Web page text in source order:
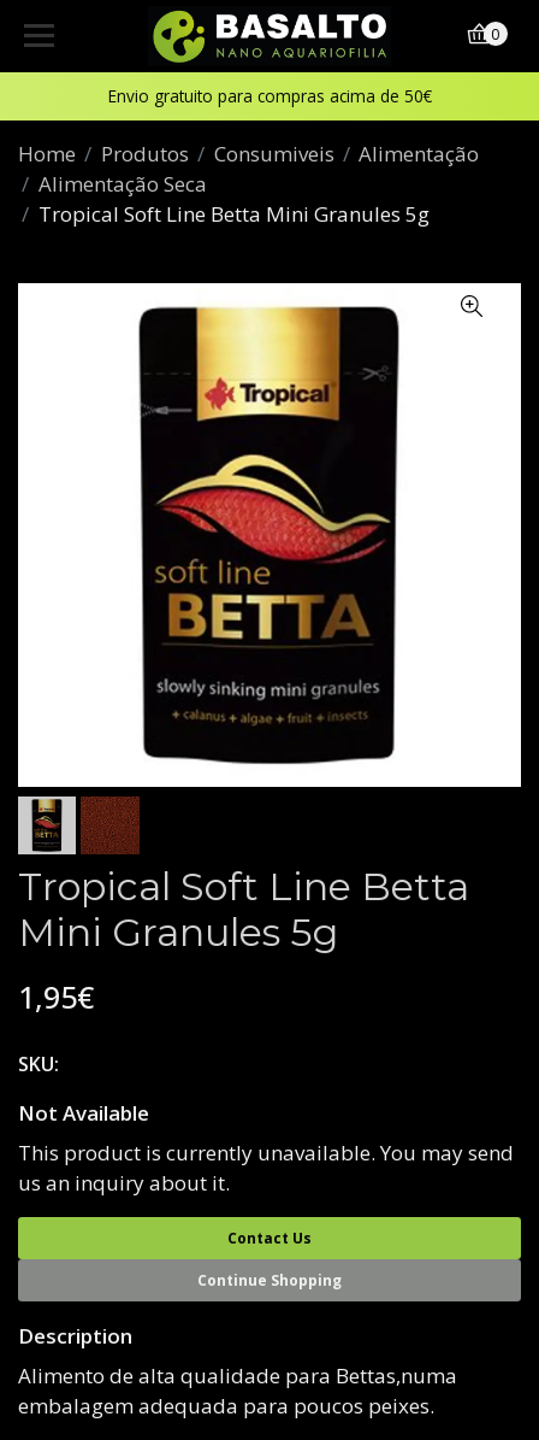
Envio gratuito para compras acima de 50€
0
Home Produtos Consumiveis
Alimentação
Alimentação Seca
Tropical Soft Line Betta Mini Granules 5g
Tropical Soft Line Betta
Mini Granules 5g
1,95€
SKU:
Not Available
This product is currently unavailable. You may send
us an inquiry about it.
Contact Us
Continue Shopping
Description
Alimento de alta qualidade para Bettas,numa
embalagem adequada para poucos peixes.